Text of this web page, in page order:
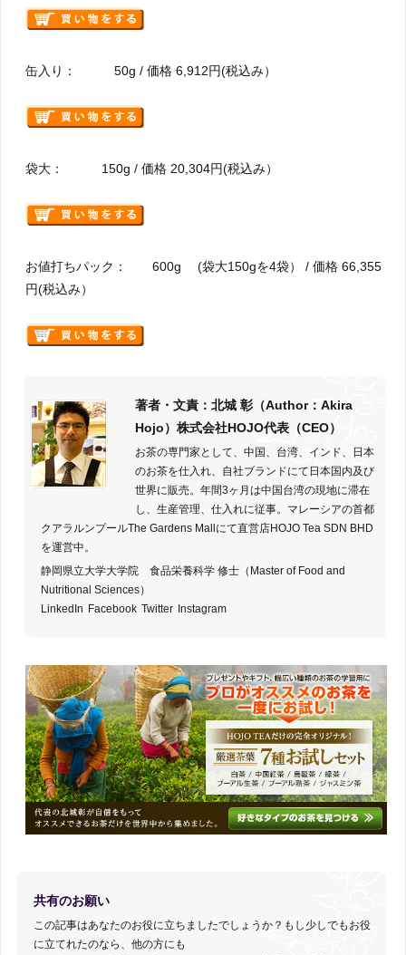
缶入り： 50g / 価格 6,912円(税込み）
袋大： 150g / 価格 20,304円(税込み）
お値打ちパック： 600g (袋大150gを4袋） / 価格 66,355
円(税込み）
著者・文責：北城 彰（Author：Akira
Hojo）株式会社HOJO代表（CEO）
お茶の専門家として、中国、台湾、インド、日本
のお茶を仕入れ、自社ブランドにて日本国内及び
世界に販売。年間3ヶ月は中国台湾の現地に滞在
し、生産管理、仕入れに従事。マレーシアの首都
クアラルンプールThe Gardens Mallにて直営店HOJO Tea SDN BHD
を運営中。
静岡県立大学大学院 食品栄養科学 修士（Master of Food and
Nutritional Sciences）
LinkedIn Facebook Twitter Instagram
共有のお願い
この記事はあなたのお役に立ちましたでしょうか？もし少しでもお役
に立てれたのなら、他の方にも